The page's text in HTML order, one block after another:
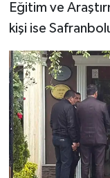
Eğitim ve
kişi ise